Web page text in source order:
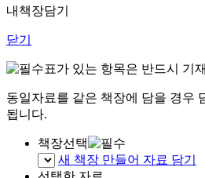
내책장담기
닫기
표가 있는 항목은 반드시 기
동일자료를 같은 책장에 담을 경우
됩니다.
책장선택
새 책장 만들어 자료 담기